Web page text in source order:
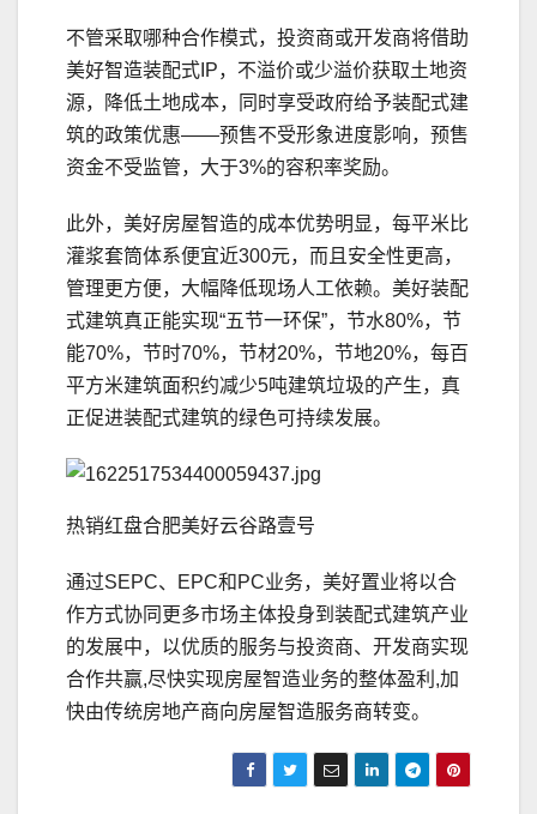
不管采取哪种合作模式，投资商或开发商将借助
美好智造装配式IP，不溢价或少溢价获取土地资
源，降低土地成本，同时享受政府给予装配式建
筑的政策优惠——预售不受形象进度影响，预售
资金不受监管，大于3%的容积率奖励。
此外，美好房屋智造的成本优势明显，每平米比
灌浆套筒体系便宜近300元，而且安全性更高，
管理更方便，大幅降低现场人工依赖。美好装配
式建筑真正能实现“五节一环保”，节水80%，节
能70%，节时70%，节材20%，节地20%，每百
平方米建筑面积约减少5吨建筑垃圾的产生，真
正促进装配式建筑的绿色可持续发展。
热销红盘合肥美好云谷路壹号
通过SEPC、EPC和PC业务，美好置业将以合
作方式协同更多市场主体投身到装配式建筑产业
的发展中，以优质的服务与投资商、开发商实现
合作共赢,尽快实现房屋智造业务的整体盈利,加
快由传统房地产商向房屋智造服务商转变。